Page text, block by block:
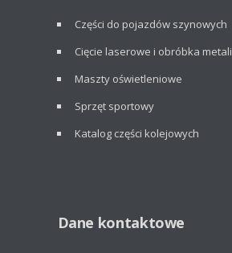
Części do pojazdów szynowych
Cięcie laserowe i obróbka metali
Maszty oświetleniowe
Sprzęt sportowy
Katalog części kolejowych
Dane kontaktowe